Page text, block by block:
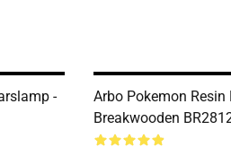
-
Arbo Pokemon
Breakwooden